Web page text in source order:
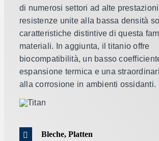
di numerosi settori ad alte
resistenze unite alla bassa densità
caratteristiche distintive di questa
materiali. In aggiunta, il titanio offre
biocompatibilità, un basso
espansione termica e una
alla corrosione in ambienti ossidanti.
Bleche, Platten